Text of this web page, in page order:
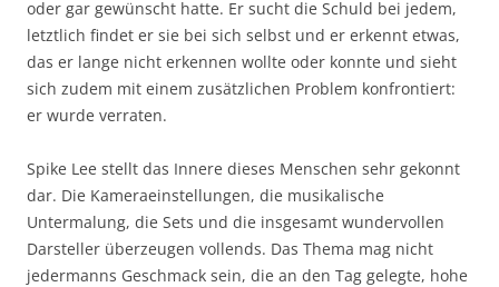
oder gar gewünscht hatte. Er sucht die Schuld bei jedem,
letztlich findet er sie bei sich selbst und er erkennt etwas,
das er lange nicht erkennen wollte oder konnte und sieht
sich zudem mit einem zusätzlichen Problem konfrontiert:
er wurde verraten.
Spike Lee stellt das Innere dieses Menschen sehr gekonnt
dar. Die Kameraeinstellungen, die musikalische
Untermalung, die Sets und die insgesamt wundervollen
Darsteller überzeugen vollends. Das Thema mag nicht
jedermanns Geschmack sein, die an den Tag gelegte, hohe